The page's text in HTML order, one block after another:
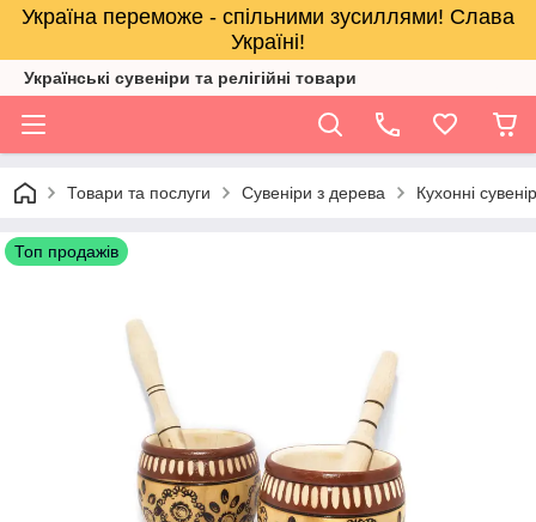
Україна переможе - спільними зусиллями! Слава
Україні!
Українські сувеніри та релігійнi товари
Товари та послуги Сувеніри з дерева Кухонні
Топ продажів